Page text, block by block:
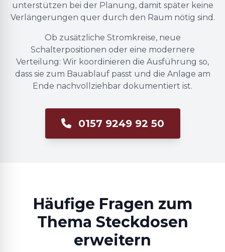
unterstützen bei der Planung, damit später keine
Verlängerungen quer durch den Raum nötig sind.
Ob zusätzliche Stromkreise, neue
Schalterpositionen oder eine modernere
Verteilung: Wir koordinieren die Ausführung so,
dass sie zum Bauablauf passt und die Anlage am
Ende nachvollziehbar dokumentiert ist.
0157 9249 92 50
Häufige Fragen zum
Thema Steckdosen
erweitern